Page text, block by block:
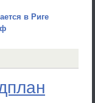
в Риге